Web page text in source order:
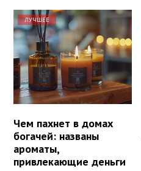
ЛУЧШЕЕ
Чем пахнет в домах
богачей: названы
ароматы,
привлекающие деньги